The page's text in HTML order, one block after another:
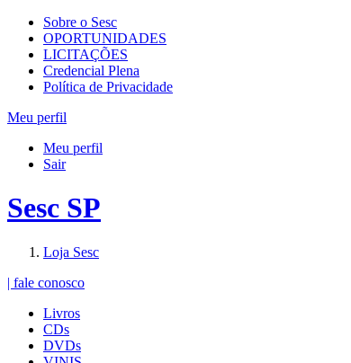
Sobre o Sesc
OPORTUNIDADES
LICITAÇÕES
Credencial Plena
Política de Privacidade
Meu perfil
Meu perfil
Sair
Sesc SP
Loja Sesc
| fale conosco
Livros
CDs
DVDs